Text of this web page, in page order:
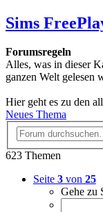
Sims
Forumsregeln
Alles, was in dieser
ganzen Welt gelesen
Hier geht es zu den
Neues Thema
623 Themen
Seite 3 von 25
Gehe zu